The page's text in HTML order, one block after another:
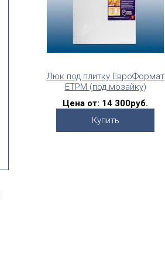
Люк под плитку ЕвроФормат
ЕТРМ (под мозайку)
Цена от: 14 300руб.
Купить